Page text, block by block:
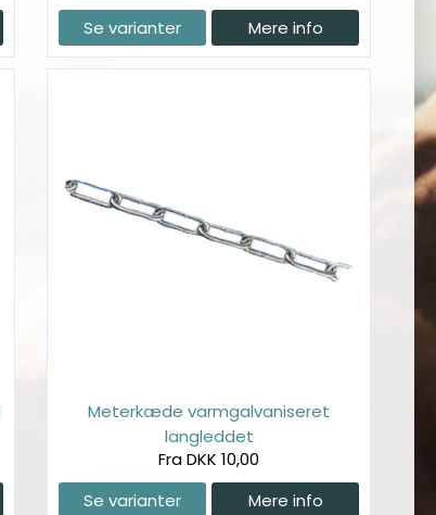
Se varianter
Mere info
Meterkæde varmgalvaniseret
langleddet
Fra DKK 10,00
Se varianter
Mere info